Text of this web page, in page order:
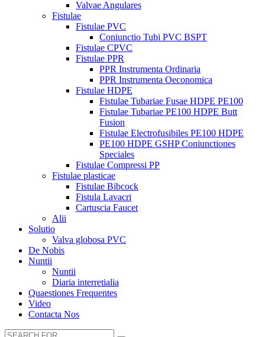
Valvae Angulares
Fistulae
Fistulae PVC
Coniunctio Tubi PVC BSPT
Fistulae CPVC
Fistulae PPR
PPR Instrumenta Ordinaria
PPR Instrumenta Oeconomica
Fistulae HDPE
Fistulae Tubariae Fusae HDPE PE100
Fistulae Tubariae PE100 HDPE Butt
Fusion
Fistulae Electrofusibiles PE100 HDPE
PE100 HDPE GSHP Coniunctiones
Speciales
Fistulae Compressi PP
Fistulae plasticae
Fistulae Bibcock
Fistula Lavacri
Cartuscia Faucet
Alii
Solutio
Valva globosa PVC
De Nobis
Nuntii
Nuntii
Diaria interretialia
Quaestiones Frequentes
Video
Contacta Nos